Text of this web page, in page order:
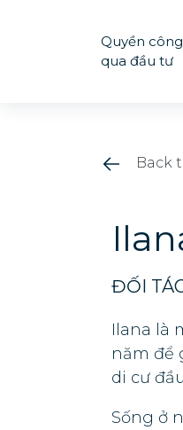
Quyền
qua đầu tư
Back
ĐỐI
Ilana là
năm để
di cư
Sống ở